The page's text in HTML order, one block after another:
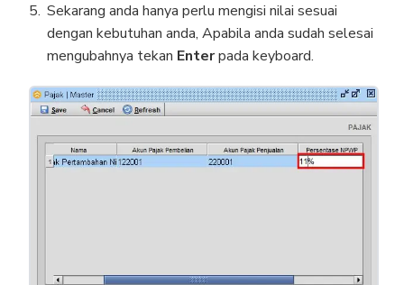
Sekarang anda hanya perlu mengisi nilai sesuai
dengan kebutuhan anda, Apabila anda sudah selesai
mengubahnya tekan Enterpada keyboard.